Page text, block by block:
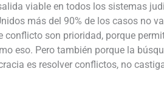
viable en todos los sistemas
más del 90% de los casos no
conflicto son prioridad, porque
eso. Pero también porque la
es resolver conflictos, no